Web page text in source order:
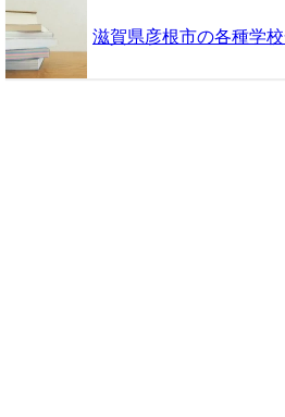
滋賀県彦根市の各種学